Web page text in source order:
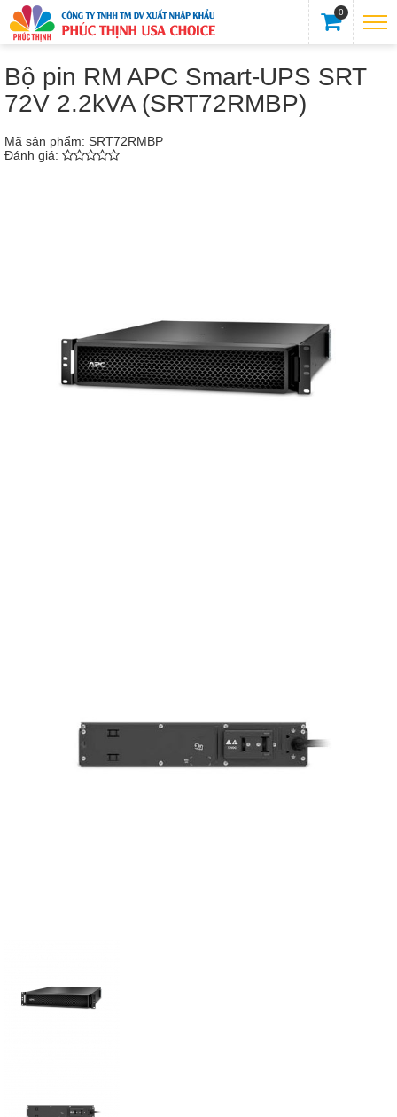
0
Bộ pin RM APC Smart-UPS SRT
72V 2.2kVA (SRT72RMBP)
Mã sản phẩm: SRT72RMBP
Đánh giá: